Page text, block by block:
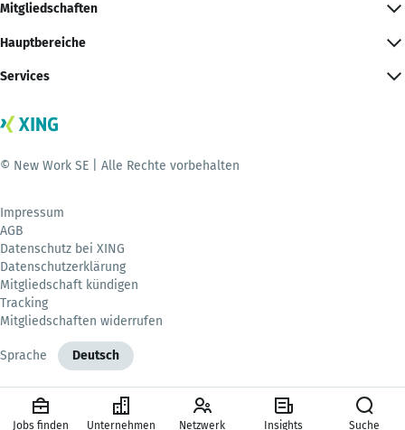
Mitgliedschaften
Hauptbereiche
Services
© New Work SE | Alle Rechte vorbehalten
Impressum
AGB
Datenschutz bei XING
Datenschutzerklärung
Mitgliedschaft kündigen
Tracking
Mitgliedschaften widerrufen
Sprache Deutsch
Jobs finden Unternehmen Netzwerk Insights Suche